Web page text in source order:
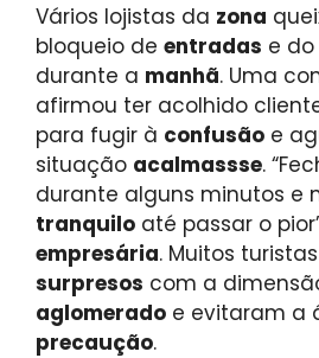
Vários lojistas da zona
bloqueio de entradas e
durante a manhã. Uma
afirmou ter acolhido
para fugir à confusão e
situação acalmassse.
durante alguns minutos e
tranquilo até passar o
empresária. Muitos
surpresos com a
aglomerado e evitaram a
precaução.